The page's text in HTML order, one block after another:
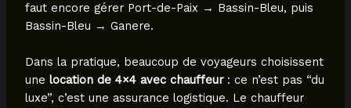
faut encore gérer Port-de-Paix → Bassin-Bleu, puis
Bassin-Bleu → Ganere.
Dans la pratique, beaucoup de voyageurs choisissent
une location de 4×4 avec chauffeur: ce n’est pas “du
luxe”, c’est une assurance logistique. Le chauffeur